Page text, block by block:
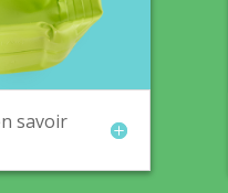
savoir